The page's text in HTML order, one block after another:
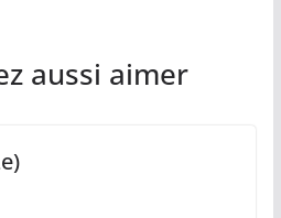
aussi aimer